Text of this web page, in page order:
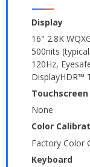
Display
16" 2.8K
500nits
120Hz,
DisplayHDR™
Touchscreen
None
Color
Factory Color
Keyboard